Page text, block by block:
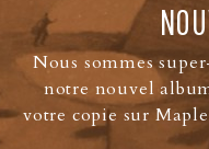
Nous sommes
notre nouvel
votre copie sur